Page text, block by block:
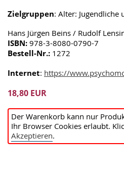
Zielgruppen: Alter: Jugendliche
Hans Jürgen Beins / Rudolf
ISBN: 978-3-8080-0790-7
Bestell-Nr.: 1272
Internet: https://
18,80 EUR
Der Warenkorb kann nur
Ihr Browser Cookies erlaubt.
Akzeptieren.